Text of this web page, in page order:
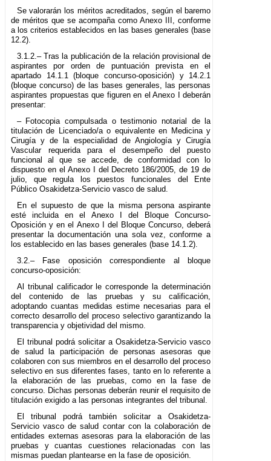
Se valorarán los méritos acreditados, según el baremo
de méritos que se acompaña como Anexo III, conforme
a los criterios establecidos en las bases generales (base
12.2).
3.1.2.– Tras la publicación de la relación provisional de
aspirantes por orden de puntuación prevista en el
apartado 14.1.1 (bloque concurso-oposición) y 14.2.1
(bloque concurso) de las bases generales, las personas
aspirantes propuestas que figuren en el Anexo I deberán
presentar:
– Fotocopia compulsada o testimonio notarial de la
titulación de Licenciado/a o equivalente en Medicina y
Cirugía y de la especialidad de Angiología y Cirugía
Vascular requerida para el desempeño del puesto
funcional al que se accede, de conformidad con lo
dispuesto en el Anexo I del Decreto 186/2005, de 19 de
julio, que regula los puestos funcionales del Ente
Público Osakidetza-Servicio vasco de salud.
En el supuesto de que la misma persona aspirante
esté incluida en el Anexo I del Bloque Concurso-
Oposición y en el Anexo I del Bloque Concurso, deberá
presentar la documentación una sola vez, conforme a
los establecido en las bases generales (base 14.1.2).
3.2.– Fase oposición correspondiente al bloque
concurso-oposición:
Al tribunal calificador le corresponde la determinación
del contenido de las pruebas y su calificación,
adoptando cuantas medidas estime necesarias para el
correcto desarrollo del proceso selectivo garantizando la
transparencia y objetividad del mismo.
El tribunal podrá solicitar a Osakidetza-Servicio vasco
de salud la participación de personas asesoras que
colaboren con sus miembros en el desarrollo del proceso
selectivo en sus diferentes fases, tanto en lo referente a
la elaboración de las pruebas, como en la fase de
concurso. Dichas personas deberán reunir el requisito de
titulación exigido a las personas integrantes del tribunal.
El tribunal podrá también solicitar a Osakidetza-
Servicio vasco de salud contar con la colaboración de
entidades externas asesoras para la elaboración de las
pruebas y cuantas cuestiones relacionadas con las
mismas puedan plantearse en la fase de oposición.